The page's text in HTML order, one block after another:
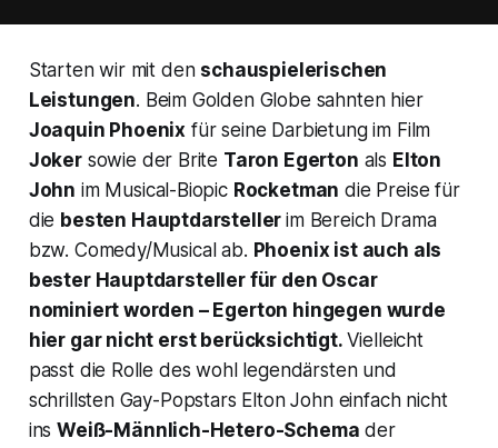
Starten wir mit den schauspielerischen
Leistungen. Beim Golden Globe sahnten hier
Joaquin Phoenix für seine Darbietung im Film
Joker sowie der Brite Taron Egerton als Elton
John im Musical-Biopic Rocketman die Preise für
die besten Hauptdarstellerim Bereich Drama
bzw. Comedy/Musical ab. Phoenix ist auch als
bester Hauptdarsteller für den Oscar
nominiert worden – Egerton hingegen wurde
hier gar nicht erst berücksichtigt. Vielleicht
passt die Rolle des wohl legendärsten und
schrillsten Gay-Popstars Elton John einfach nicht
insWeiß-Männlich-Hetero-Schema der